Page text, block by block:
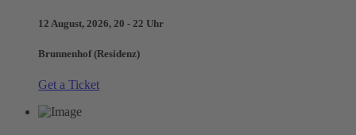
12 August, 2026, 20 - 22 Uhr
Brunnenhof (Residenz)
Get a Ticket